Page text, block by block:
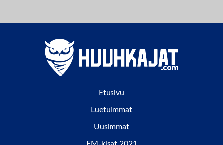
Etusivu
Luetuimmat
Uusimmat
EM-kisat 2021